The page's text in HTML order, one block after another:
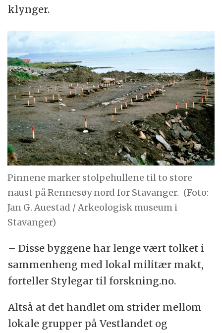
klynger.
Pinnene marker stolpehullene til to store
naust på Rennesøy nord for Stavanger. (Foto:
Jan G. Auestad / Arkeologisk museum i
Stavanger)
– Disse byggene har lenge vært tolket i
sammenheng med lokal militær makt,
forteller Stylegar til forskning.no.
Altså at det handlet om strider mellom
lokale grupper på Vestlandet og